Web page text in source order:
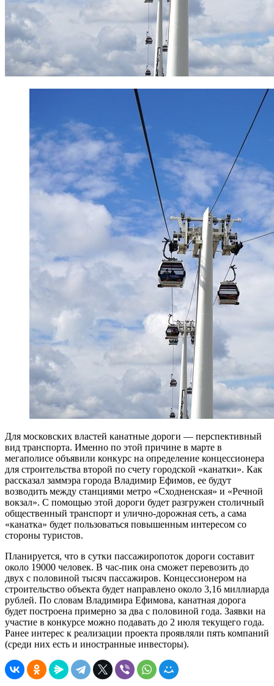
Для московских властей канатные дороги — перспективный
вид транспорта. Именно по этой причине в марте в
мегаполисе объявили конкурс на определение концессионера
для строительства второй по счету городской «канатки». Как
рассказал заммэра города Владимир Ефимов, ее будут
возводить между станциями метро «Сходненская» и «Речной
вокзал». С помощью этой дороги будет разгружен столичный
общественный транспорт и улично-дорожная сеть, а сама
«канатка» будет пользоваться повышенным интересом со
стороны туристов.
Планируется, что в сутки пассажиропоток дороги составит
около 19000 человек. В час-пик она сможет перевозить до
двух с половиной тысяч пассажиров. Концессионером на
строительство объекта будет направлено около 3,16 миллиарда
рублей. По словам Владимира Ефимова, канатная дорога
будет построена примерно за два с половиной года. Заявки на
участие в конкурсе можно подавать до 2 июля текущего года.
Ранее интерес к реализации проекта проявляли пять компаний
(среди них есть и иностранные инвесторы).